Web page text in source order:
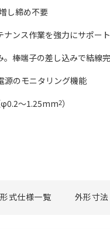
し締め不要
ナンス作業を強力にサポート
。棒端子の差し込みで結線
源のモニタリング機能
φ0.2～1.25mm2）
形式仕様一覧 外形寸法